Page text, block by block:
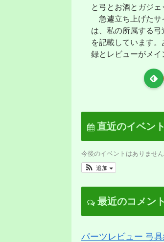
と弓とお酒とガジェ
急遽立ち上げたサ
は、私の所属する
を記載しています
録とレビューがメイ
直近のイベント
今後のイベントはありません
追加
最近のコメント
パーツレビュー 弓